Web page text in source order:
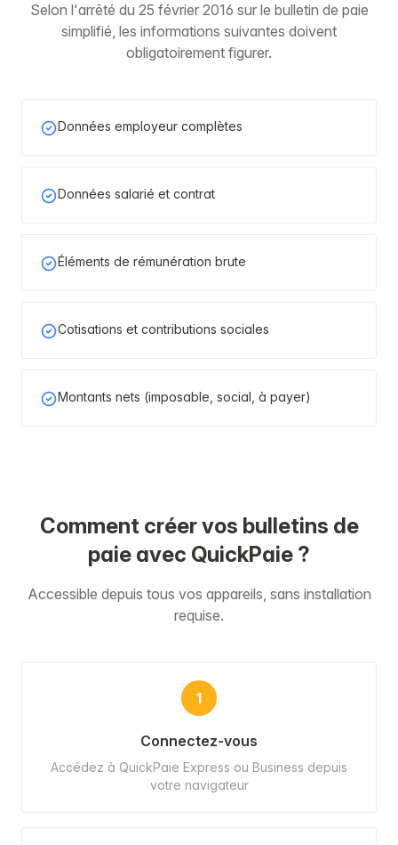
Selon l'arrêté du 25 février 2016 sur le bulletin de paie
simplifié, les informations suivantes doivent
obligatoirement figurer.
Données employeur complètes
Données salarié et contrat
Éléments de rémunération brute
Cotisations et contributions sociales
Montants nets (imposable, social, à payer)
Comment créer vos bulletins de
paie avec QuickPaie ?
Accessible depuis tous vos appareils, sans installation
requise.
1
Connectez-vous
Accédez à QuickPaie Express ou Business depuis
votre navigateur